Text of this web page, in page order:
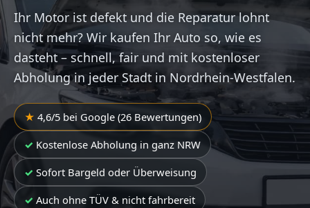
Ihr Motor ist defekt und die Reparatur lohnt
nicht mehr? Wir kaufen Ihr Auto so, wie es
dasteht – schnell, fair und mit kostenloser
Abholung in jeder Stadt in Nordrhein-Westfalen.
4,6/5 bei Google (26 Bewertungen)
Kostenlose Abholung in ganz NRW
Sofort Bargeld oder Überweisung
Auch ohne TÜV & nicht fahrbereit